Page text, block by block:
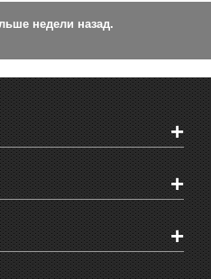
недели назад.
+
+
+